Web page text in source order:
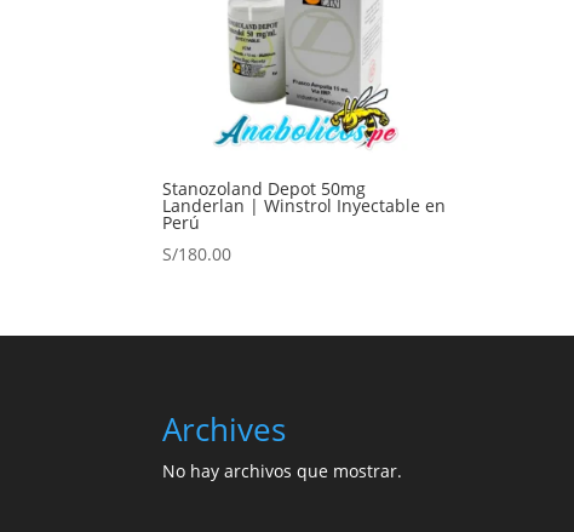
Stanozoland Depot 50mg
Landerlan | Winstrol Inyectable en
Perú
S/180.00
Archives
No hay archivos que mostrar.